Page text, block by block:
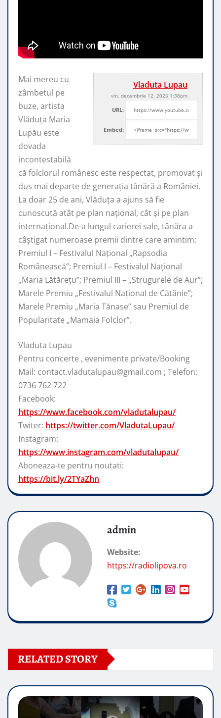
Vladuta Lupau
vin, decembrie 12, 2025 1:38pm
URL:
Embed:
Mai mereu cu
zâmbetul pe
buze, artista
Vlăduța Maria
Lupău este
dovada
incontestabilă
că folclorul românesc este respectat, promovat şi
dus mai departe de generaţia tânără a României.
La doar 25 de ani, Vlăduța a ajuns să fie
cunoscută atât pe plan naţional, cât şi pe plan
internaţional.De-a lungul carierei sale, tânăra a
câştigat numeroase premii dintre care amintim:
Premiul I – Festivalul Național „Rapsodia
Românească”; Premiul I – Festivalul Național
„Maria Lătărețu”; Premiul III – „Strugurele de Aur”;
Marele Premiu „Festivalul Național de Cătănie”;
Marele Premiu „Maria Tănase” sau Premiul de
Popularitate „Mamaia Folclor”.
Vladuta Lupau
Pentru concerte , evenimente private/Booking
Mail: contact.vladutalupau@gmail.com ; Telefon:
0736 762 722
Facebook:
https://www.facebook.com/vladutalupau/
Twiter: https://twitter.com/VladutaLupau/
Instagram:
https://www.instagram.com/vladutalupau/
Aboneaza-te pentru noutati:
https://bit.ly/2TYaZhn
admin
Website:
https://radiolipova.ro
RELATED STORY